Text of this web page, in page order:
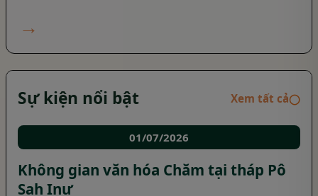
→
Sự kiện nổi bật Xem tất cả◯
01/07/2026
Không gian văn hóa Chăm tại tháp Pô
Sah Inư